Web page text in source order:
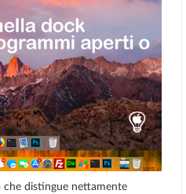
che distingue nettamente